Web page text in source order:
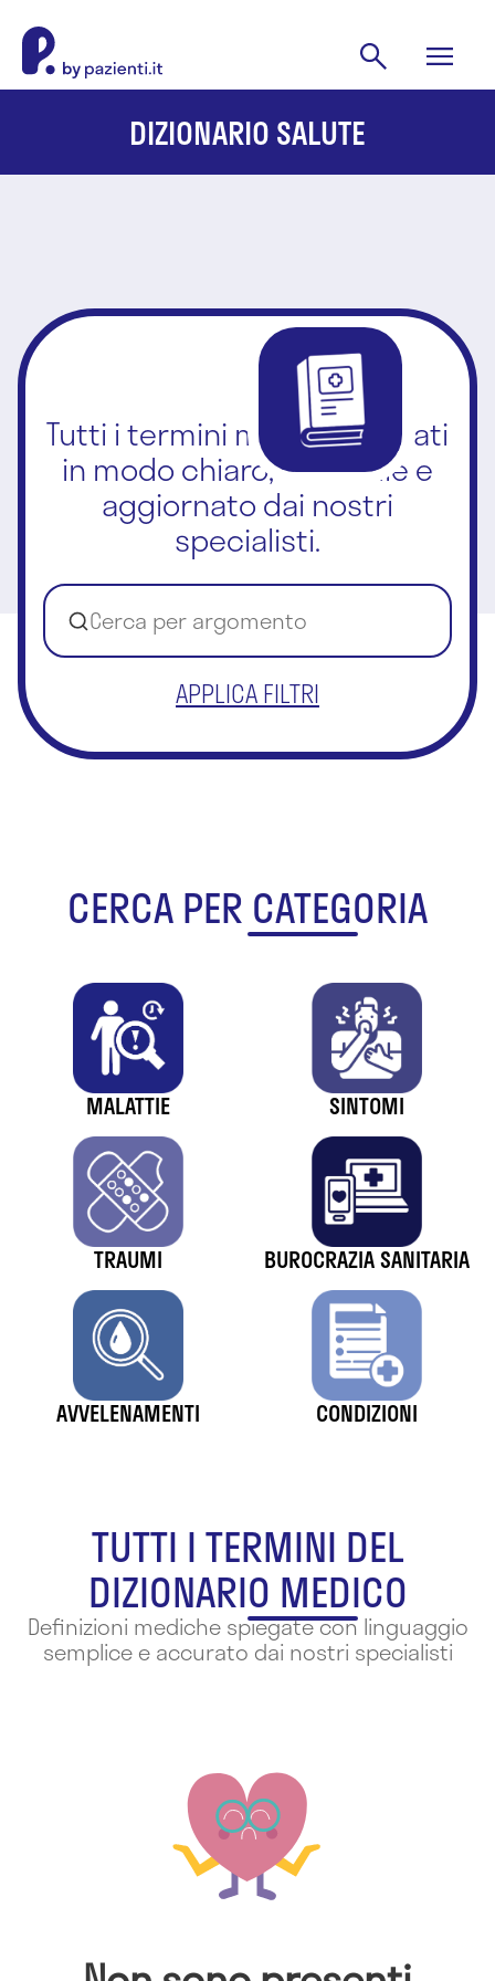
DIZIONARIO SALUTE
Tutti i termini medici spiegati
in modo chiaro, affidabile e
aggiornato dai nostri
specialisti.
APPLICA FILTRI
CERCA PER CATEGORIA
MALATTIE SINTOMI
TRAUMI BUROCRAZIA SANITARIA
AVVELENAMENTI CONDIZIONI
TUTTI I TERMINI DEL
DIZIONARIO MEDICO
Definizioni mediche spiegate con linguaggio
semplice e accurato dai nostri specialisti